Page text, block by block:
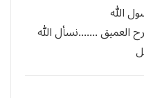
الله
العميق .......نسأل الله